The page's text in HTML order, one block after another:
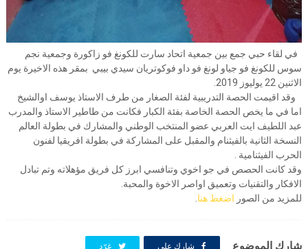
في لقاء حبي جمع بين جمعية اتحاد سارت للكونغ فو زاكورة وجمعية نجم
سوس للكونغ فو جياو لونغ فو داو فوكوتريان سيدي بيبي بمقر هذه الاخيرة يوم
الاثنين 22 يوليوز 2019.
وقد اقيمت الحصة التدريبية لفئة الصغار من طرف الاستاذ يوسف اوالشيخ
اما في ما يخص الحصة الخاصة بفئة الكبار فكانت من طاطير الاستاذ والمدرب
عبد اللطيف ايت العربي عضو المنتخب الوطني والمشارك في بطولة العالم
النسخة الثانية بالفيثنام والمقبل على المشاركة في بطولة افريقيا لفنون
الحرب الفيثنامية .
وقد كانت الحصص في جو اخوي وتنافسي ابرز كل فريق مؤهلاته وتم تبادل
الافكار والتقنيات وتعميق اواصر الاخوة والمحبة.
للمزيد من الصور اضغط هنا
شارك الموضوع شارك على غرّد